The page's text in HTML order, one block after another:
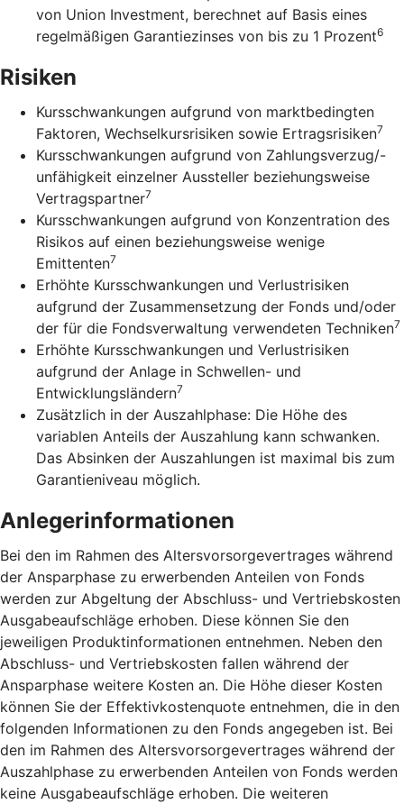
von Union Investment, berechnet auf Basis eines
regelmäßigen Garantiezinses von bis zu 1 Prozent6
Risiken
Kursschwankungen aufgrund von marktbedingten
Faktoren, Wechselkursrisiken sowie Ertragsrisiken7
Kursschwankungen aufgrund von Zahlungsverzug/-
unfähigkeit einzelner Aussteller beziehungsweise
Vertragspartner7
Kursschwankungen aufgrund von Konzentration des
Risikos auf einen beziehungsweise wenige
Emittenten7
Erhöhte Kursschwankungen und Verlustrisiken
aufgrund der Zusammensetzung der Fonds und/oder
der für die Fondsverwaltung verwendeten Techniken7
Erhöhte Kursschwankungen und Verlustrisiken
aufgrund der Anlage in Schwellen- und
Entwicklungsländern7
Zusätzlich in der Auszahlphase: Die Höhe des
variablen Anteils der Auszahlung kann schwanken.
Das Absinken der Auszahlungen ist maximal bis zum
Garantieniveau möglich.
Anlegerinformationen
Bei den im Rahmen des Altersvorsorgevertrages während
der Ansparphase zu erwerbenden Anteilen von Fonds
werden zur Abgeltung der Abschluss- und Vertriebskosten
Ausgabeaufschläge erhoben. Diese können Sie den
jeweiligen Produktinformationen entnehmen. Neben den
Abschluss- und Vertriebskosten fallen während der
Ansparphase weitere Kosten an. Die Höhe dieser Kosten
können Sie der Effektivkostenquote entnehmen, die in den
folgenden Informationen zu den Fonds angegeben ist. Bei
den im Rahmen des Altersvorsorgevertrages während der
Auszahlphase zu erwerbenden Anteilen von Fonds werden
keine Ausgabeaufschläge erhoben. Die weiteren